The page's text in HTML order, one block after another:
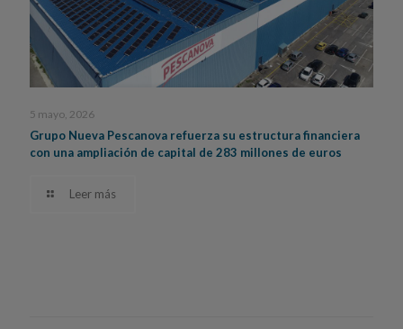
5 mayo, 2026
Grupo Nueva Pescanova refuerza su estructura financiera
con una ampliación de capital de 283 millones de euros
Leer más